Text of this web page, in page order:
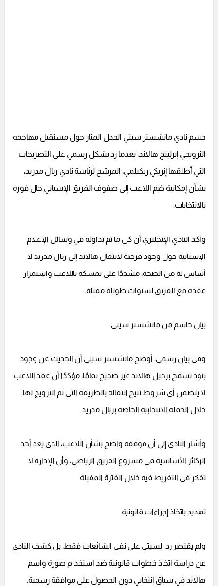
حسم نادي مانشستر سيتي الجدل المثار حول مستقبل مهاجمه
النرويجي إيرلينج هالاند، بعدما رد بشكل رسمي على التصريحات
التي أطلقها إنريكي ريكيلمي، المرشح لرئاسة نادي ريال مدريد،
بشأن إمكانية ضم اللاعب إلى صفوف الفريق الإسباني حال فوزه
بالانتخابات.
وأكد النادي الإنجليزي أن كل ما تم تداوله في وسائل الإعلام
الإسبانية حول وجود فرصة لانتقال هالاند إلى ريال مدريد لا
أساس له من الصحة، مشددًا على تمسكه باللاعب واستمرار
عقده مع الفريق لسنوات طويلة مقبلة.
بيان حاسم من مانشستر سيتي
وفي بيان رسمي، أوضح مانشستر سيتي أن الحديث عن وجود
بنود تسمح برحيل هالاند غير صحيح تمامًا، مؤكدًا أن عقد اللاعب
لا يتضمن أي شروط تتيح انتقاله بالطريقة التي تم الترويج لها
خلال الحملة الانتخابية الخاصة بريال مدريد.
وأشار النادي إلى أن موقفه واضح بشأن اللاعب، الذي يعد أحد
الركائز الأساسية في مشروع الفريق الرياضي، وأن الإدارة لا
تفكر في التفريط فيه خلال الفترة المقبلة.
تهديد باتخاذ إجراءات قانونية
ولم يقتصر رد السيتي على نفي الشائعات فقط، بل كشف النادي
عن دراسة اتخاذ خطوات قانونية ضد استخدام صورة واسم
هالاند في سياق انتخابي دون الحصول على موافقة رسمية.